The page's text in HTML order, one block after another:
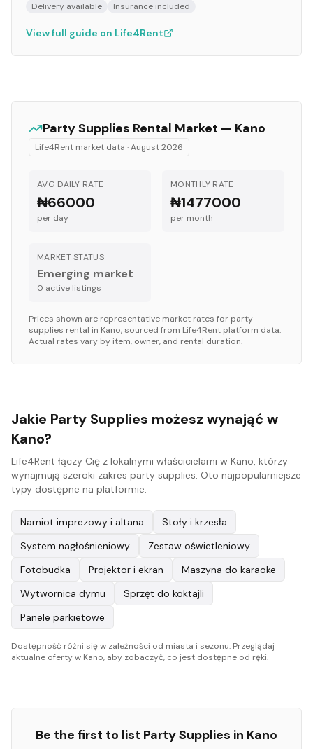
Delivery available Insurance included
View full guide on Life4Rent
Party Supplies Rental Market — Kano
Life4Rent market data ·August 2026
AVG DAILY RATE
₦66000
per day
MONTHLY RATE
₦1477000
per month
MARKET STATUS
Emerging market
0 active listings
Prices shown are representative market rates for party
supplies rental in Kano, sourced from Life4Rent platform data.
Actual rates vary by item, owner, and rental duration.
Jakie Party Supplies możesz wynająć w
Kano?
Life4Rent łączy Cię z lokalnymi właścicielami w Kano, którzy
wynajmują szeroki zakres party supplies. Oto najpopularniejsze
typy dostępne na platformie:
Namiot imprezowy i altana
Stoły i krzesła
System nagłośnieniowy
Zestaw oświetleniowy
Fotobudka
Projektor i ekran
Maszyna do karaoke
Wytwornica dymu
Sprzęt do koktajli
Panele parkietowe
Dostępność różni się w zależności od miasta i sezonu. Przeglądaj
aktualne oferty w Kano, aby zobaczyć, co jest dostępne od ręki.
Be the first to list Party Supplies in Kano